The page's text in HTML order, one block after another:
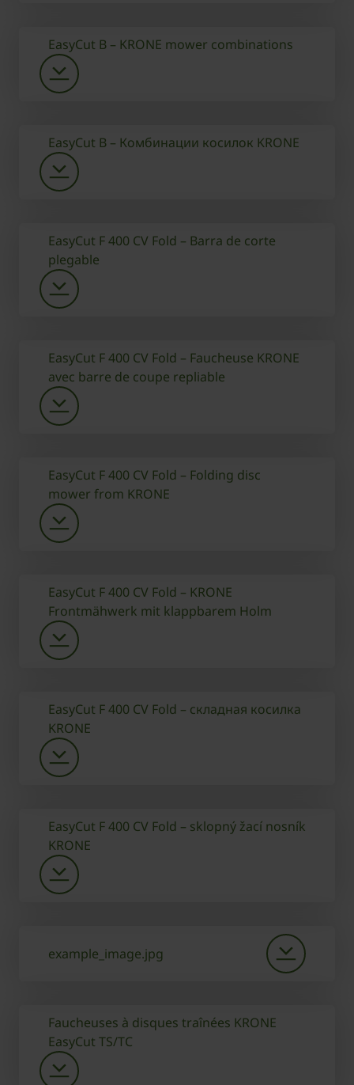
EasyCut B – KRONE mower combinations
EasyCut B – Комбинации косилок KRONE
EasyCut F 400 CV Fold – Barra de corte
plegable
EasyCut F 400 CV Fold – Faucheuse KRONE
avec barre de coupe repliable
EasyCut F 400 CV Fold – Folding disc
mower from KRONE
EasyCut F 400 CV Fold – KRONE
Frontmähwerk mit klappbarem Holm
EasyCut F 400 CV Fold – складная косилка
KRONE
EasyCut F 400 CV Fold – sklopný žací nosník
KRONE
example_image.jpg
Faucheuses à disques traînées KRONE
EasyCut TS/TC